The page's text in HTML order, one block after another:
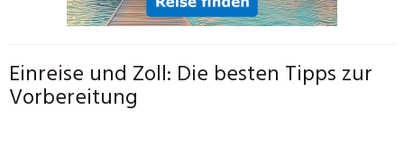
Einreise und Zoll: Die besten Tipps zur
Vorbereitung